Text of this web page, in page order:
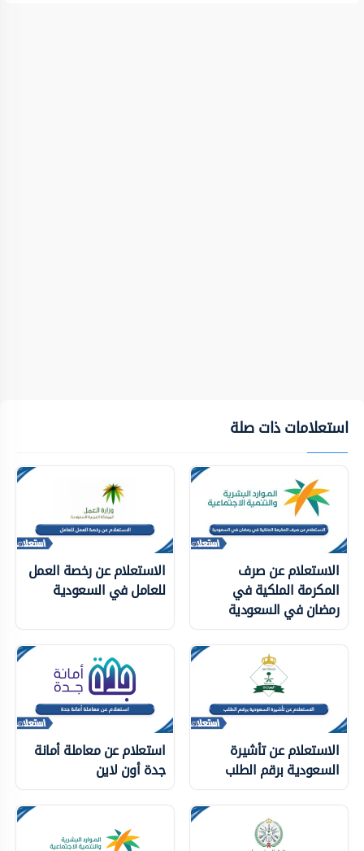
استعلامات ذات صلة
الاستعلام عن صرف
المكرمة الملكية في
رمضان في السعودية
الاستعلام عن رخصة العمل
للعامل في السعودية
الاستعلام عن تأشيرة
السعودية برقم الطلب
استعلام عن معاملة أمانة
جدة أون لاين